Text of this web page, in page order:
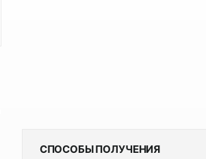
СПОСОБЫ ПОЛУЧЕНИЯ